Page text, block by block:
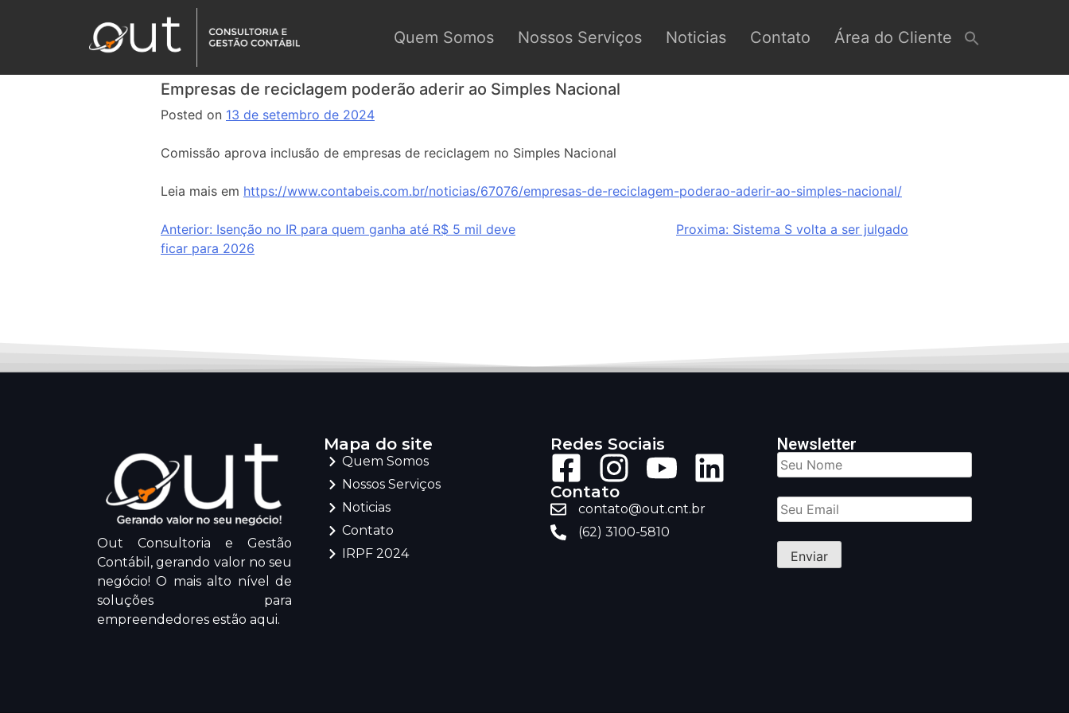
Quem Somos Nossos Serviços Noticias Contato Área do Cliente
Empresas de reciclagem poderão aderir ao Simples Nacional
Posted on 13 de setembro de 2024
Comissão aprova inclusão de empresas de reciclagem no Simples Nacional
Leia mais em https://www.contabeis.com.br/noticias/67076/empresas-de-reciclagem-poderao-aderir-ao-simples-nacional/
Anterior: Isenção no IR para quem ganha até R$ 5 mil deve
ficar para 2026
Proxima: Sistema S volta a ser julgado
Out Consultoria e Gestão
Contábil, gerando valor no seu
negócio! O mais alto nível de
soluções para
empreendedores estão aqui.
Mapa do site
Quem Somos
Nossos Serviços
Noticias
Contato
IRPF 2024
Redes Sociais
Contato
contato@out.cnt.br
(62) 3100-5810
Newsletter